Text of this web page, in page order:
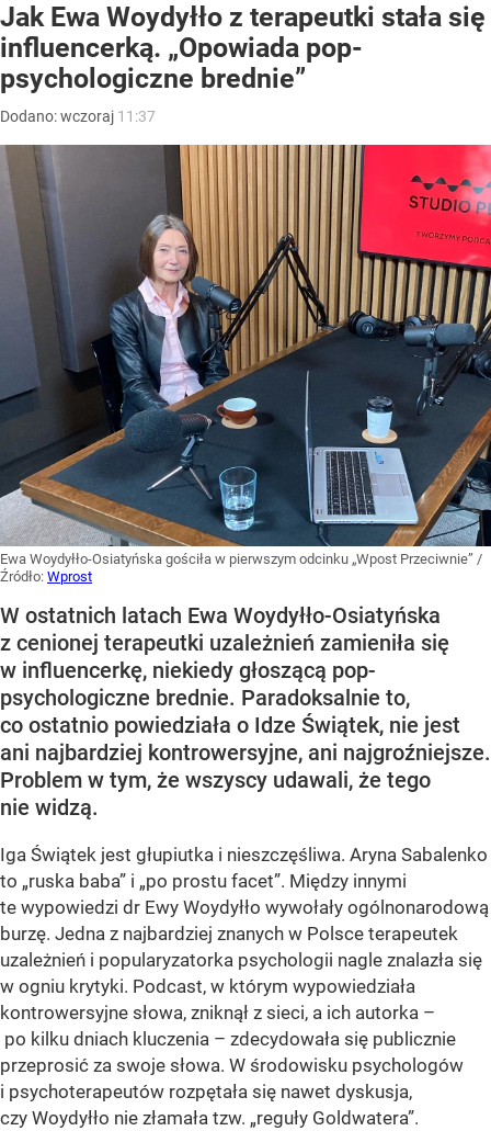
Jak Ewa Woydyłło z terapeutki stała się
influencerką. „Opowiada pop-
psychologiczne brednie”
Dodano:wczoraj 11:37
Ewa Woydyłło-Osiatyńska gościła w pierwszym odcinku „Wpost Przeciwnie” /
Źródło: Wprost
W ostatnich latach Ewa Woydyłło-Osiatyńska
z cenionej terapeutki uzależnień zamieniła się
w influencerkę, niekiedy głoszącą pop-
psychologiczne brednie. Paradoksalnie to,
co ostatnio powiedziała o Idze Świątek, nie jest
ani najbardziej kontrowersyjne, ani najgroźniejsze.
Problem w tym, że wszyscy udawali, że tego
nie widzą.
Iga Świątek jest głupiutka i nieszczęśliwa. Aryna Sabalenko
to „ruska baba” i „po prostu facet”. Między innymi
te wypowiedzi dr Ewy Woydyłło wywołały ogólnonarodową
burzę. Jedna z najbardziej znanych w Polsce terapeutek
uzależnień i popularyzatorka psychologii nagle znalazła się
w ogniu krytyki. Podcast, w którym wypowiedziała
kontrowersyjne słowa, zniknął z sieci, a ich autorka –
po kilku dniach kluczenia – zdecydowała się publicznie
przeprosić za swoje słowa. W środowisku psychologów
i psychoterapeutów rozpętała się nawet dyskusja,
czy Woydyłło nie złamała tzw. „reguły Goldwatera”.